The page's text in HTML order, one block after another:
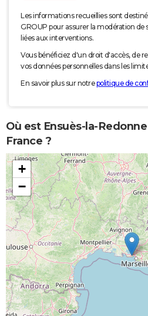
Les informations recueillies sont
GROUP pour assurer la modération de
liées aux interventions.
Vous bénéficiez d'un droit d'accès, de
vos données personnelles dans les
En savoir plus sur notrepolitique de
Où est Ensuès-la-
France ?
+
−